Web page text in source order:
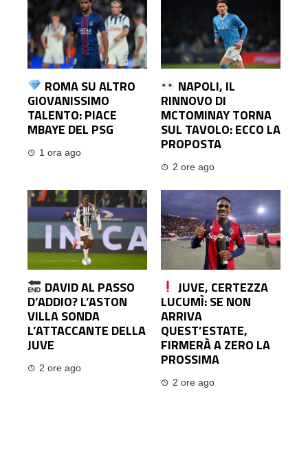
ROMA SU ALTRO
GIOVANISSIMO
TALENTO: PIACE
MBAYE DEL PSG
1 ora ago
NAPOLI, IL
RINNOVO DI
MCTOMINAY TORNA
SUL TAVOLO: ECCO LA
PROPOSTA
2 ore ago
DAVID AL PASSO
D’ADDIO? L’ASTON
VILLA SONDA
L’ATTACCANTE DELLA
JUVE
2 ore ago
JUVE, CERTEZZA
LUCUMÌ: SE NON
ARRIVA
QUEST’ESTATE,
FIRMERÀ A ZERO LA
PROSSIMA
2 ore ago